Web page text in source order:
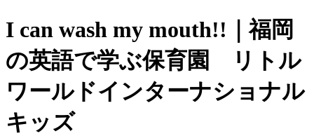
I can wash my mouth!!｜福岡
の英語で学ぶ保育園 リトル
ワールドインターナショナル
キッズ